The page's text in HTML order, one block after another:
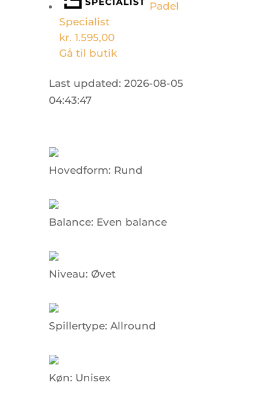
Padel
Specialist
kr. 1.595,00
Gå til butik
Last updated: 2026-08-05
04:43:47
Hovedform: Rund
Balance: Even balance
Niveau: Øvet
Spillertype: Allround
Køn: Unisex